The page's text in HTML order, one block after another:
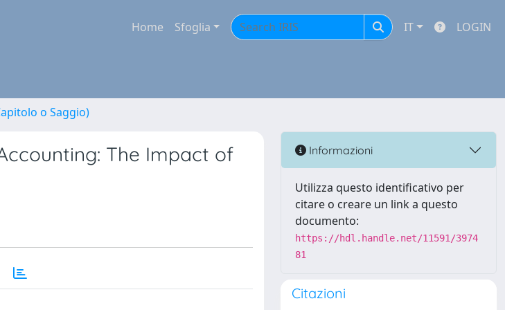
Home Sfoglia IT LOGIN
o Saggio)
The Impact of
Informazioni
Utilizza questo identificativo per
citare o creare un link a questo
documento:
https://hdl.handle.net/11591/3974
81
Citazioni